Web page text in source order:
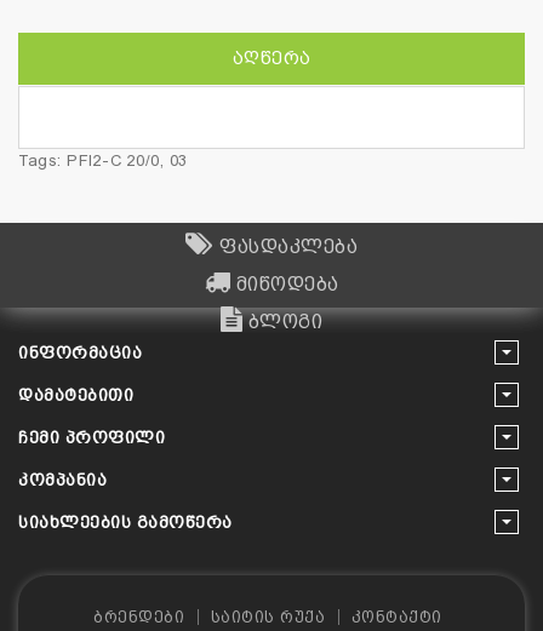
ᲐᲦᲬᲔᲠᲐ
Tags: PFI2-C 20/0 03
ფასდაკლება
მიწოდება
ბლოგი
ᲘᲜᲤᲝᲠᲛᲐᲪᲘᲐ
ᲓᲐᲛᲐᲢᲔᲑᲘᲗᲘ
ᲩᲔᲛᲘ ᲞᲠᲝᲤᲘᲚᲘ
ᲙᲝᲛᲞᲐᲜᲘᲐ
ᲡᲘᲐᲮᲚᲔᲔᲑᲘᲡ ᲒᲐᲛᲝᲬᲔᲠᲐ
ბრენდები საიტის რუქა კონტაქტი